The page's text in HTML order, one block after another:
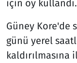
için oy kullandı.
Güney Kore'de
günü yerel